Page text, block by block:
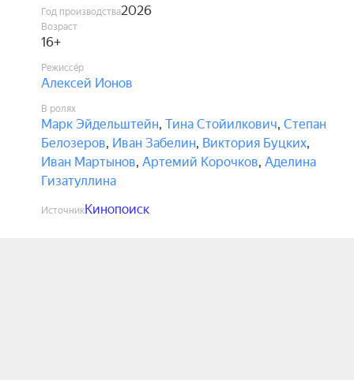
Год производства2026
Возраст
16+
Режиссёр
Алексей Ионов
В ролях
Марк Эйдельштейн, Тина Стойилкович, Степан
Белозеров, Иван Забелин, Виктория Буцких,
Иван Мартынов, Артемий Корочков, Аделина
Гизатуллина
ИсточникКинопоиск